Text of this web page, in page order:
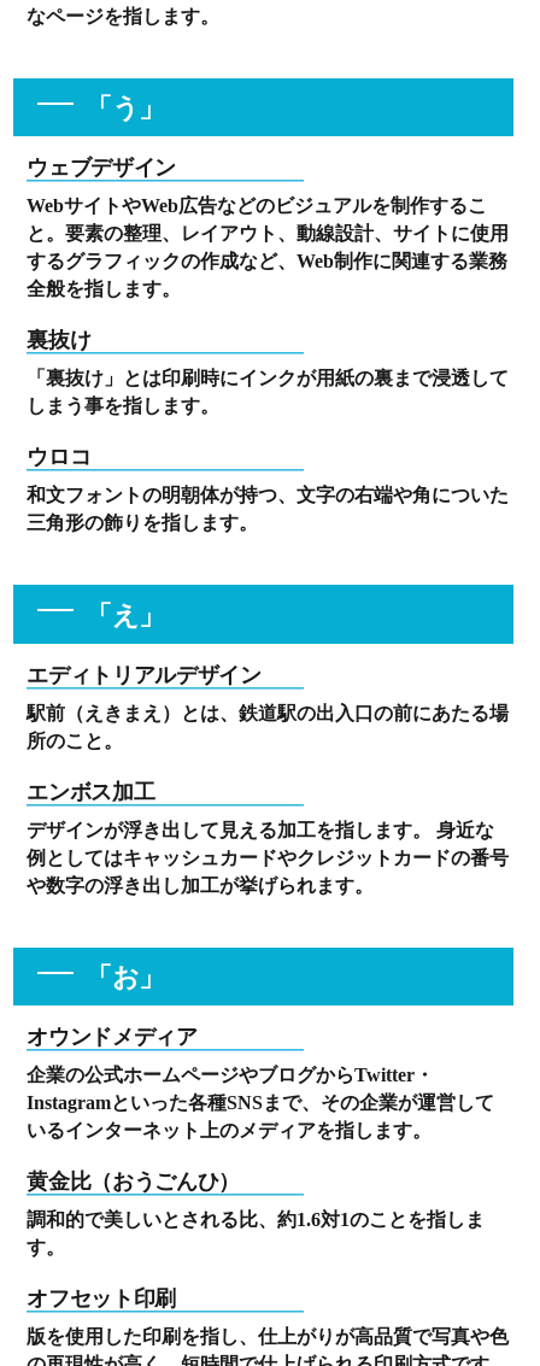
なページを指します。
「う」
ウェブデザイン
WebサイトやWeb広告などのビジュアルを制作するこ
と。要素の整理、レイアウト、動線設計、サイトに使用
するグラフィックの作成など、Web制作に関連する業務
全般を指します。
裏抜け
「裏抜け」とは印刷時にインクが用紙の裏まで浸透して
しまう事を指します。
ウロコ
和文フォントの明朝体が持つ、文字の右端や角についた
三角形の飾りを指します。
「え」
エディトリアルデザイン
駅前（えきまえ）とは、鉄道駅の出入口の前にあたる場
所のこと。
エンボス加工
デザインが浮き出して見える加工を指します。 身近な
例としてはキャッシュカードやクレジットカードの番号
や数字の浮き出し加工が挙げられます。
「お」
オウンドメディア
企業の公式ホームページやブログからTwitter・
Instagramといった各種SNSまで、その企業が運営して
いるインターネット上のメディアを指します。
黄金比（おうごんひ）
調和的で美しいとされる比、約1.6対1のことを指しま
す。
オフセット印刷
版を使用した印刷を指し、仕上がりが高品質で写真や色